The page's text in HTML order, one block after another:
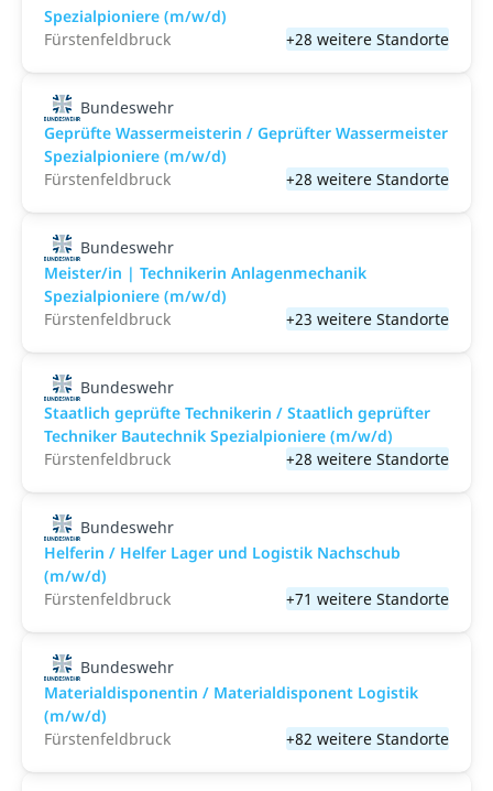
Spezialpioniere (m/w/d)
Fürstenfeldbruck
+28 weitere Standorte
Bundeswehr
Geprüfte Wassermeisterin / Geprüfter Wassermeister
Spezialpioniere (m/w/d)
Fürstenfeldbruck
+28 weitere Standorte
Bundeswehr
Meister/in | Technikerin Anlagenmechanik
Spezialpioniere (m/w/d)
Fürstenfeldbruck
+23 weitere Standorte
Bundeswehr
Staatlich geprüfte Technikerin / Staatlich geprüfter
Techniker Bautechnik Spezialpioniere (m/w/d)
Fürstenfeldbruck
+28 weitere Standorte
Bundeswehr
Helferin / Helfer Lager und Logistik Nachschub
(m/w/d)
Fürstenfeldbruck
+71 weitere Standorte
Bundeswehr
Materialdisponentin / Materialdisponent Logistik
(m/w/d)
Fürstenfeldbruck
+82 weitere Standorte